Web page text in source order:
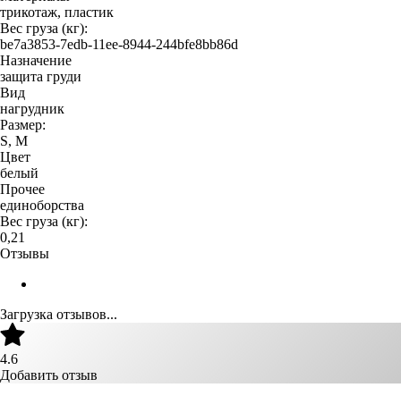
трикотаж, пластик
Вес груза (кг):
be7a3853-7edb-11ee-8944-244bfe8bb86d
Назначение
защита груди
Вид
нагрудник
Размер:
S, M
Цвет
белый
Прочее
единоборства
Вес груза (кг):
0,21
Отзывы
Загрузка отзывов...
4.6
Добавить отзыв